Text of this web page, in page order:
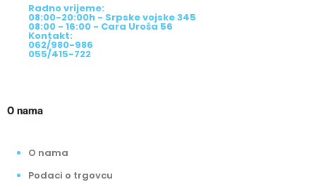
Radno vrijeme:
08:00-20:00h - Srpske vojske 345
08:00 - 16:00 - Cara Uroša 56
Kontakt:
062/980-986
055/415-722
O nama
O nama
Podaci o trgovcu